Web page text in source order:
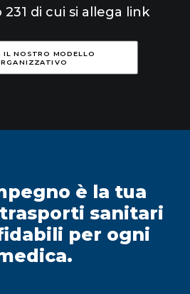
di cui si allega link
IL NOSTRO MODELLO
è la tua
sanitari
per ogni